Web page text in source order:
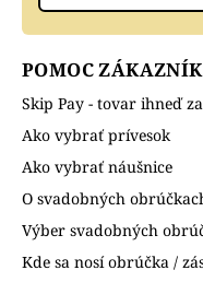
POMOC
Skip Pay - tovar ihneď
Ako vybrať prívesok
Ako vybrať náušnice
O svadobných
Výber svadobných
Kde sa nosí obrúčka /